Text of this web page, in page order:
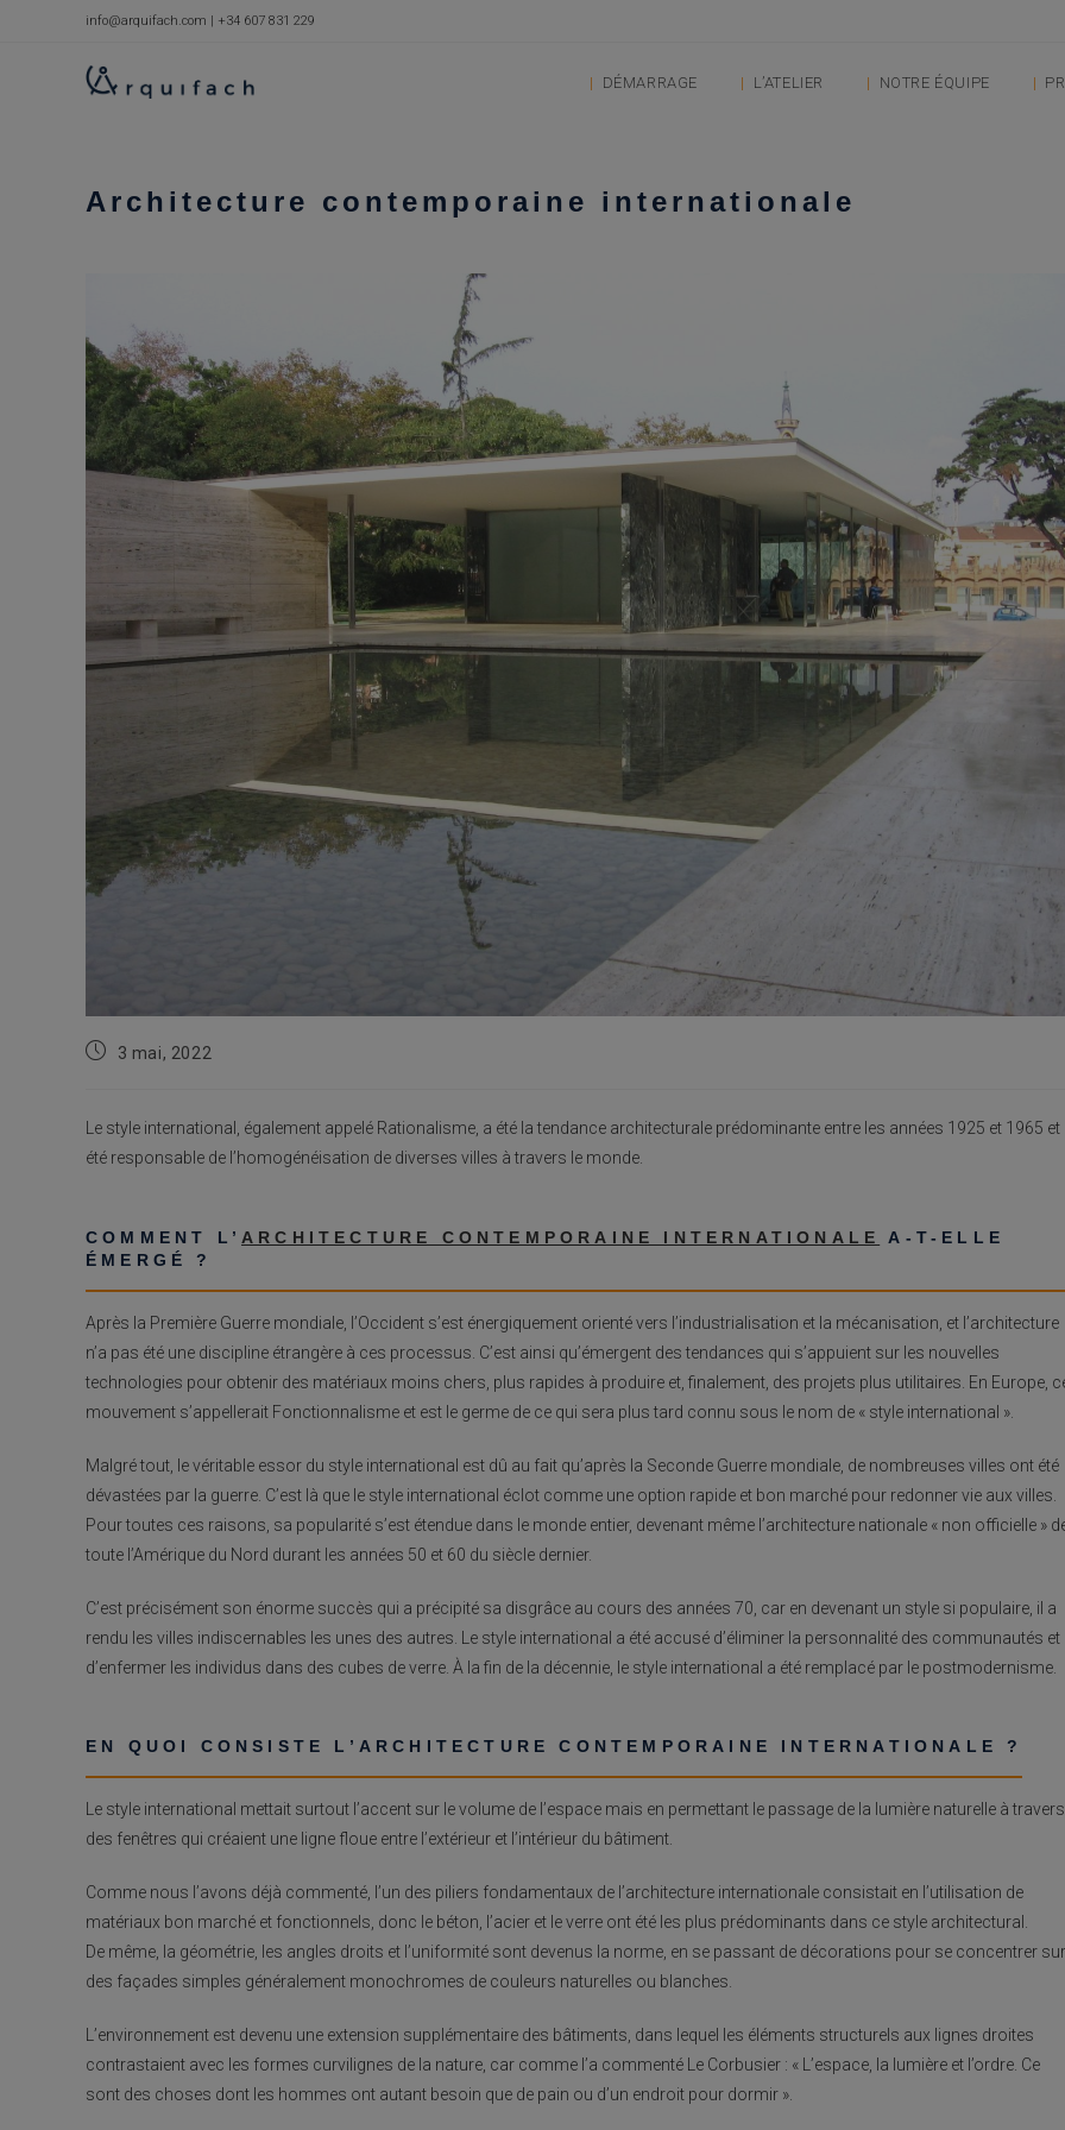
info@arquifach.com | +34 607 831 229
DÉMARRAGE L’ATELIER NOTRE ÉQUIPE
Architecture contemporaine internationale
Publication
3 mai, 2022
Le style international, également appelé Rationalisme, a été la tendance architecturale prédominante entre les années 1925 et 1965 et
été responsable de l’homogénéisation de diverses villes à travers le monde.
COMMENT L’ ARCHITECTURE CONTEMPORAINE INTERNATIONALE
A-T-ELLE
ÉMERGÉ ?
Après la Première Guerre mondiale, l’Occident s’est énergiquement orienté vers l’industrialisation et la mécanisation, et l’architecture
n’a pas été une discipline étrangère à ces processus. C’est ainsi qu’émergent des tendances qui s’appuient sur les nouvelles
technologies pour obtenir des matériaux moins chers, plus rapides à produire et, finalement, des projets plus utilitaires. En Europe,
mouvement s’appellerait Fonctionnalisme et est le germe de ce qui sera plus tard connu sous le nom de « style international ».
Malgré tout, le véritable essor du style international est dû au fait qu’après la Seconde Guerre mondiale, de nombreuses villes ont été
dévastées par la guerre. C’est là que le style international éclot comme une option rapide et bon marché pour redonner vie aux villes.
Pour toutes ces raisons, sa popularité s’est étendue dans le monde entier, devenant même l’architecture nationale « non officielle »
toute l’Amérique du Nord durant les années 50 et 60 du siècle dernier.
C’est précisément son énorme succès qui a précipité sa disgrâce au cours des années 70, car en devenant un style si populaire, il a
rendu les villes indiscernables les unes des autres. Le style international a été accusé d’éliminer la personnalité des communautés et
d’enfermer les individus dans des cubes de verre. À la fin de la décennie, le style international a été remplacé par le postmodernisme.
EN QUOI CONSISTE L’ARCHITECTURE CONTEMPORAINE INTERNATIONALE ?
Le style international mettait surtout l’accent sur le volume de l’espace mais en permettant le passage de la lumière naturelle à travers
des fenêtres qui créaient une ligne floue entre l’extérieur et l’intérieur du bâtiment.
Comme nous l’avons déjà commenté, l’un des piliers fondamentaux de l’architecture internationale consistait en l’utilisation de
matériaux bon marché et fonctionnels, donc le béton, l’acier et le verre ont été les plus prédominants dans ce style architectural.
De même, la géométrie, les angles droits et l’uniformité sont devenus la norme, en se passant de décorations pour se concentrer sur
des façades simples généralement monochromes de couleurs naturelles ou blanches.
L’environnement est devenu une extension supplémentaire des bâtiments, dans lequel les éléments structurels aux lignes droites
contrastaient avec les formes curvilignes de la nature, car comme l’a commenté Le Corbusier : « L’espace, la lumière et l’ordre. Ce
sont des choses dont les hommes ont autant besoin que de pain ou d’un endroit pour dormir ».